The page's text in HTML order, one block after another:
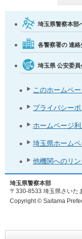
埼玉県警察本部
各警察署の 連絡
埼玉県 公安委員
このホームペ
プライバシー
ホームページ
埼玉県ホーム
他機関へのリン
埼玉県警察本部
〒330-8533 埼玉県さいた
Copyright © Saitama